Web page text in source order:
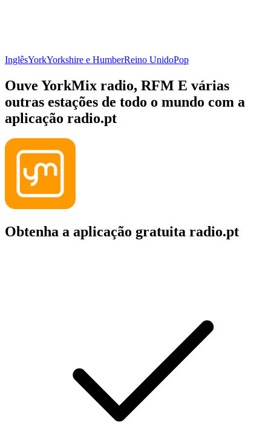
InglêsYorkYorkshire e HumberReino UnidoPop
Ouve YorkMix radio, RFM E várias
outras estações de todo o mundo com a
aplicação radio.pt
Obtenha a aplicação gratuita radio.pt